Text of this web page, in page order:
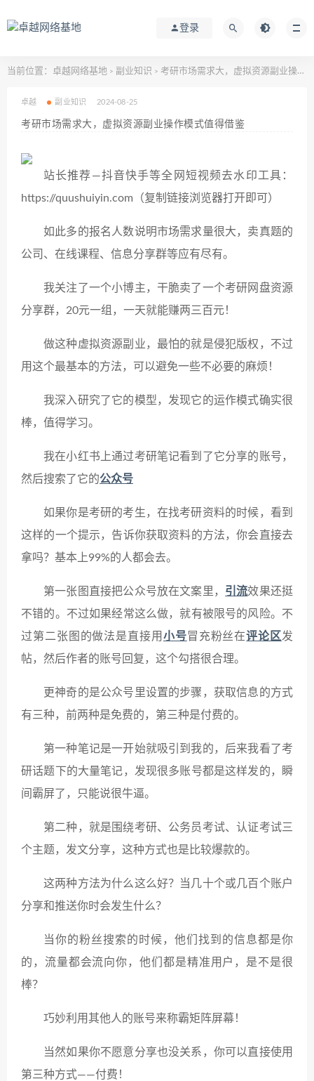
登录
当前位置： 卓越网络基地 > 副业知识 > 考研市场需求大，虚拟资源副业操作模式值得借鉴
卓越 副业知识 2024-08-25
考研市场需求大，虚拟资源副业操作模式值得借鉴
站长推荐—抖音快手等全网短视频去水印工具：
https://quushuiyin.com（复制链接浏览器打开即可）
如此多的报名人数说明市场需求量很大，卖真题的
公司、在线课程、信息分享群等应有尽有。
我关注了一个小博主，干脆卖了一个考研网盘资源
分享群，20元一组，一天就能赚两三百元！
做这种虚拟资源副业，最怕的就是侵犯版权，不过
用这个最基本的方法，可以避免一些不必要的麻烦！
我深入研究了它的模型，发现它的运作模式确实很
棒，值得学习。
我在小红书上通过考研笔记看到了它分享的账号，
然后搜索了它的公众号
如果你是考研的考生，在找考研资料的时候，看到
这样的一个提示，告诉你获取资料的方法，你会直接去
拿吗？基本上99%的人都会去。
第一张图直接把公众号放在文案里， 引流效果还挺
不错的。不过如果经常这么做，就有被限号的风险。不
过第二张图的做法是直接用 小号冒充粉丝在评论区 发
帖，然后作者的账号回复，这个勾搭很合理。
更神奇的是公众号里设置的步骤，获取信息的方式
有三种，前两种是免费的，第三种是付费的。
第一种笔记是一开始就吸引到我的，后来我看了考
研话题下的大量笔记，发现很多账号都是这样发的，瞬
间霸屏了，只能说很牛逼。
第二种，就是围绕考研、公务员考试、认证考试三
个主题，发文分享，这种方式也是比较爆款的。
这两种方法为什么这么好？当几十个或几百个账户
分享和推送你时会发生什么？
当你的粉丝搜索的时候，他们找到的信息都是你
的，流量都会流向你，他们都是精准用户，是不是很
棒？
巧妙利用其他人的账号来称霸矩阵屏幕！
当然如果你不愿意分享也没关系，你可以直接使用
第三种方式——付费！